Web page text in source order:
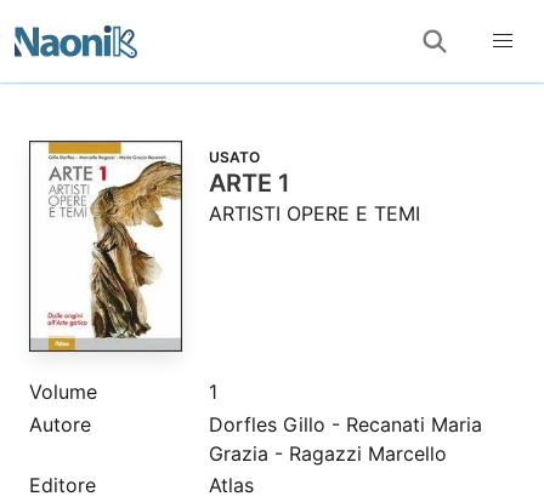
USATO
ARTE 1
ARTISTI OPERE E TEMI
Volume
1
Autore
Dorfles Gillo - Recanati Maria
Grazia - Ragazzi Marcello
Editore
Atlas